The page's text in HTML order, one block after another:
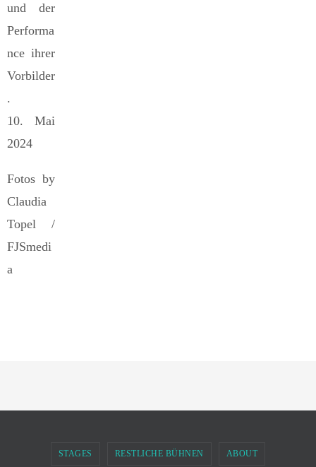
und der
Performa
nce ihrer
Vorbilder
.
10. Mai
2024
Fotos by
Claudia
Topel /
FJSmedi
a
STAGES RESTLICHE BÜHNEN ABOUT